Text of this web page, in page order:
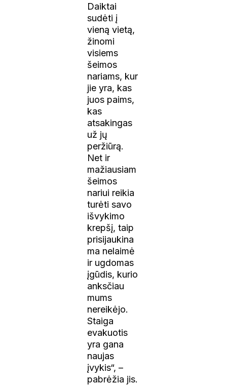
Daiktai
sudėti į
vieną vietą,
žinomi
visiems
šeimos
nariams, kur
jie yra, kas
juos paims,
kas
atsakingas
už jų
peržiūrą.
Net ir
mažiausiam
šeimos
nariui reikia
turėti savo
išvykimo
krepšį, taip
prisijaukina
ma nelaimė
ir ugdomas
įgūdis, kurio
anksčiau
mums
nereikėjo.
Staiga
evakuotis
yra gana
naujas
įvykis“, –
pabrėžia jis.